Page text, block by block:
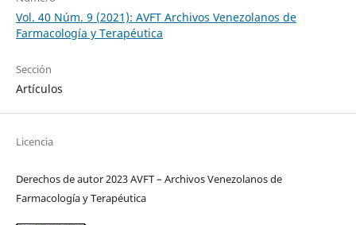
Vol. 40 Núm. 9 (2021): AVFT Archivos Venezolanos de
Farmacología y Terapéutica
Sección
Artículos
Licencia
Derechos de autor 2023 AVFT – Archivos Venezolanos de
Farmacología y Terapéutica